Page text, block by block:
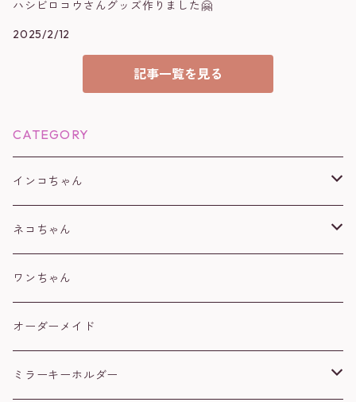
ハシビロコウさんグッズ作りました🤗
2025/2/12
記事一覧を見る
CATEGORY
インコちゃん
オカメインコ
コザクラインコ
セキセイインコ
文鳥
ネコちゃん
白
黒
ハチワレ
ワンちゃん
オーダーメイド
ミラーキーホルダー